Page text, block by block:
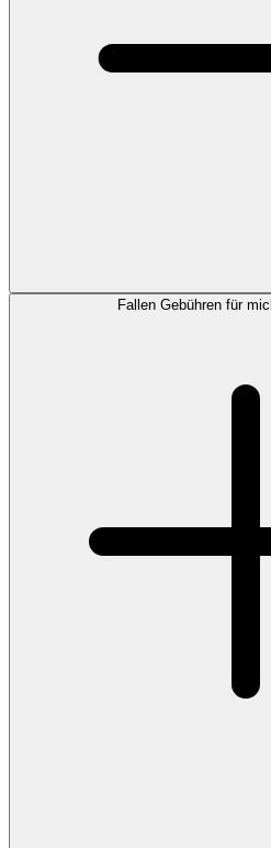
Fallen Gebühren für